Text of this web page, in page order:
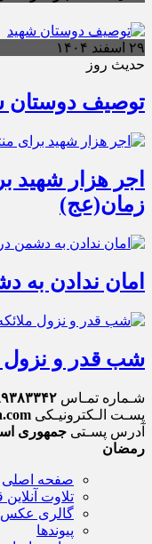
۲۹ اسفند ۱۴۰۴
حدیث روز
توصیف دوستان
اجر هزار شهید
زمان(عج)
امان ندادن به
شب قدر و نزول
شـماره تمـاس
پسـت الـکترونیـکی
آدرس پسـتی جمهوری
رمضان
صفحه اصلی
تلاوت آنلاین
گالری عکس
پیوندها